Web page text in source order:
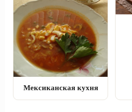
Мексиканская кухня